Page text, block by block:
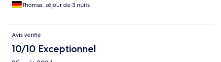
Thomas, séjour de 3 nuits
Avis vérifié
10/10 Exceptionnel